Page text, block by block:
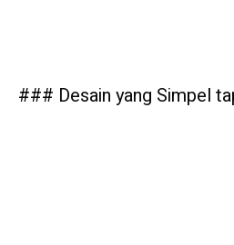
### Desain yang Simpel